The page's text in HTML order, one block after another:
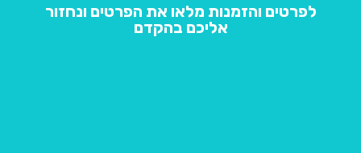
לפרטים והזמנות מלאו את הפרטים ונחזור
אליכם בהקדם